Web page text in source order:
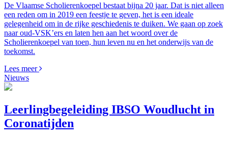
De Vlaamse Scholierenkoepel bestaat bijna 20 jaar. Dat is niet alleen
een reden om in 2019 een feestje te geven, het is een ideale
gelegenheid om in de rijke geschiedenis te duiken. We gaan op zoek
naar oud-VSK’ers en laten hen aan het woord over de
Scholierenkoepel van toen, hun leven nu en het onderwijs van de
toekomst.
Lees meer
Nieuws
Leerlingbegeleiding IBSO Woudlucht in
Coronatijden